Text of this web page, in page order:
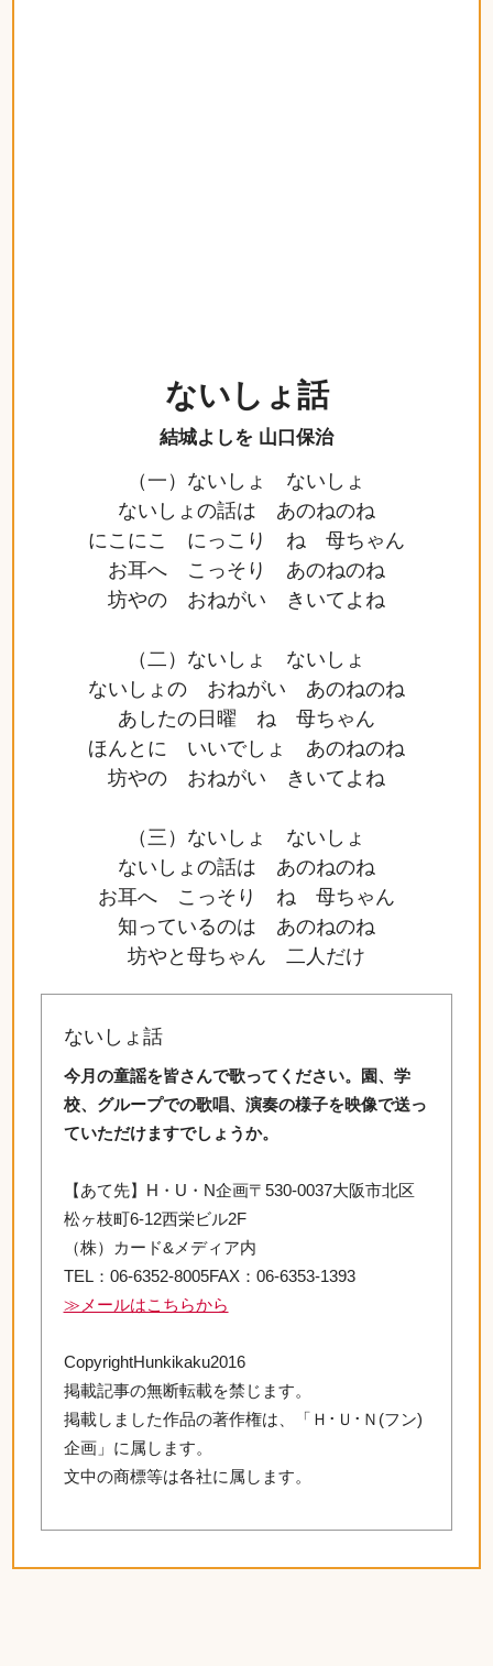
ないしょ話
結城よしを 山口保治
（一）ないしょ ないしょ
ないしょの話は あのねのね
にこにこ にっこり ね 母ちゃん
お耳へ こっそり あのねのね
坊やの おねがい きいてよね
（二）ないしょ ないしょ
ないしょの おねがい あのねのね
あしたの日曜 ね 母ちゃん
ほんとに いいでしょ あのねのね
坊やの おねがい きいてよね
（三）ないしょ ないしょ
ないしょの話は あのねのね
お耳へ こっそり ね 母ちゃん
知っているのは あのねのね
坊やと母ちゃん 二人だけ
ないしょ話
今月の童謡を皆さんで歌ってください。園、学
校、グループでの歌唱、演奏の様子を映像で送っ
ていただけますでしょうか。
【あて先】H・U・N企画〒530-0037大阪市北区
松ヶ枝町6-12西栄ビル2F
（株）カード&メディア内
TEL：06-6352-8005FAX：06-6353-1393
≫メールはこちらから
CopyrightHunkikaku2016
掲載記事の無断転載を禁じます。
掲載しました作品の著作権は、「Ｈ･Ｕ･Ｎ(フン)
企画」に属します。
文中の商標等は各社に属します。